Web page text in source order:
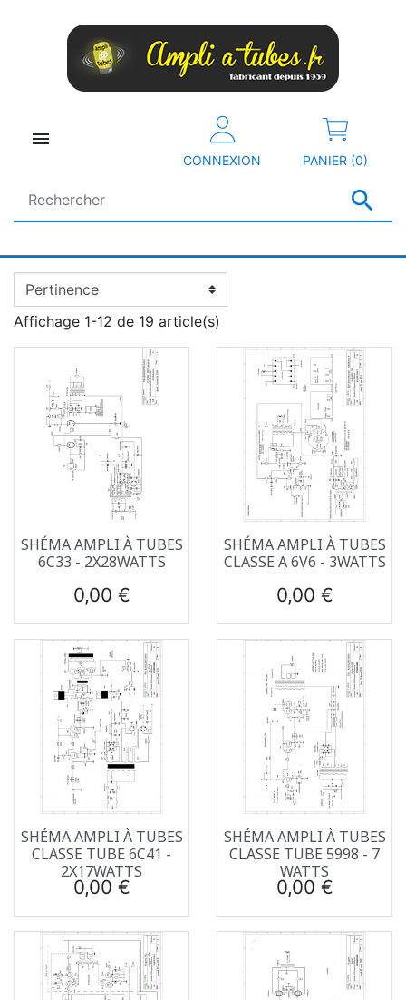


CONNEXION PANIER (0)
Affichage 1-12 de 19 article(s)
SHÉMA AMPLI À TUBES
6C33 - 2X28WATTS
Prix
0,00 €
SHÉMA AMPLI À TUBES
CLASSE A 6V6 - 3WATTS
Prix
0,00 €
SHÉMA AMPLI À TUBES
CLASSE TUBE 6C41 -
2X17WATTS
Prix
0,00 €
SHÉMA AMPLI À TUBES
CLASSE TUBE 5998 - 7
WATTS
Prix
0,00 €